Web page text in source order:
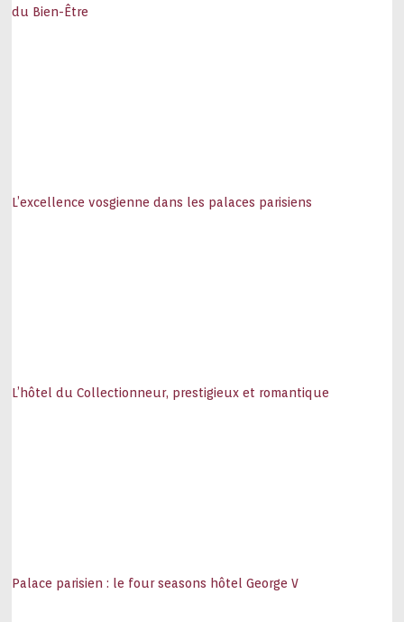
du Bien-Être
L’excellence vosgienne dans les palaces parisiens
L’hôtel du Collectionneur, prestigieux et romantique
Palace parisien : le four seasons hôtel George V